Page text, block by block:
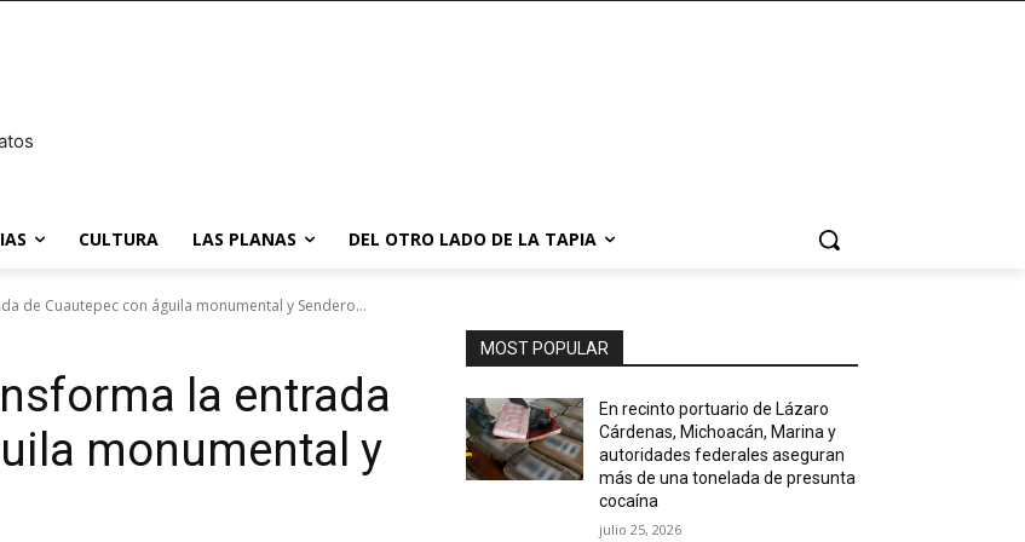
CULTURA LAS PLANAS DEL OTRO LADO DE LA TAPIA
de Cuautepec con águila monumental y Sendero...
la entrada
monumental y
MOST POPULAR
En recinto portuario de Lázaro
Cárdenas, Michoacán, Marina y
autoridades federales aseguran
más de una tonelada de presunta
cocaína
julio 25, 2026